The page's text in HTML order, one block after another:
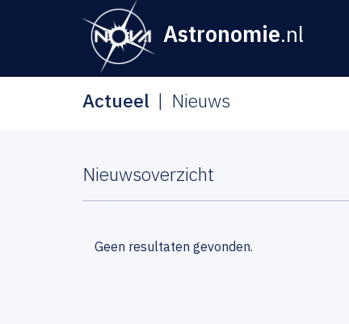
Astronomie.nl
Actueel Nieuws
Nieuwsoverzicht
Geen resultaten gevonden.